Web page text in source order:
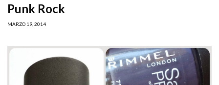
Punk Rock
MARZO 19, 2014